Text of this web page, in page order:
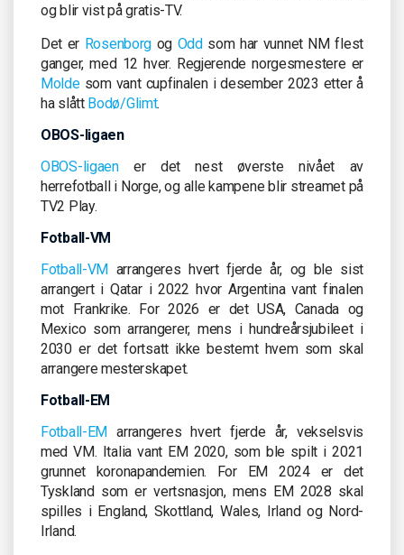
og blir vist på gratis-TV.
Det er Rosenborg og Oddsom har vunnet NM flest
ganger, med 12 hver. Regjerende norgesmestere er
Moldesom vant cupfinalen i desember 2023 etter å
ha slått Bodø/Glimt.
OBOS-ligaen
OBOS-ligaener det nest øverste nivået av
herrefotball i Norge, og alle kampene blir streamet på
TV2 Play.
Fotball-VM
Fotball-VM arrangeres hvert fjerde år, og ble sist
arrangert i Qatar i 2022 hvor Argentina vant finalen
mot Frankrike. For 2026 er det USA, Canada og
Mexico som arrangerer, mens i hundreårsjubileet i
2030 er det fortsatt ikke bestemt hvem som skal
arrangere mesterskapet.
Fotball-EM
Fotball-EM arrangeres hvert fjerde år, vekselsvis
med VM. Italia vant EM 2020, som ble spilt i 2021
grunnet koronapandemien. For EM 2024 er det
Tyskland som er vertsnasjon, mens EM 2028 skal
spilles i England, Skottland, Wales, Irland og Nord-
Irland.